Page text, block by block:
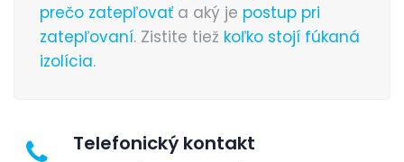
prečo zatepľovaťa aký je postup pri
zatepľovaní. Zistite tiež koľko stojí fúkaná
izolícia.
Telefonický kontakt